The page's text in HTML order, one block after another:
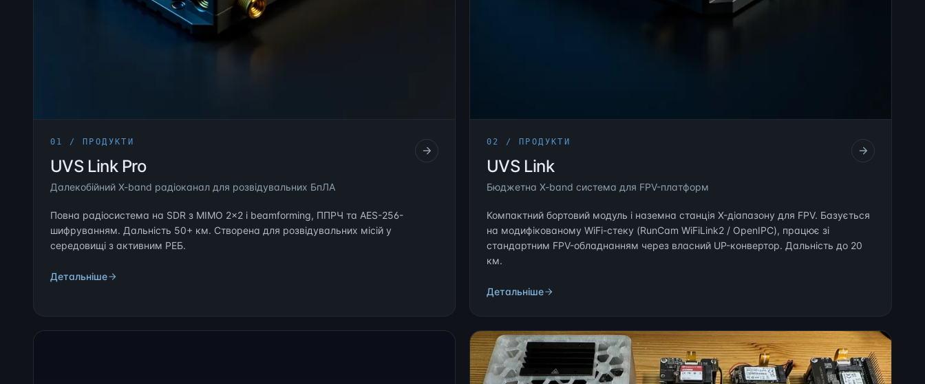
01 / ПРОДУКТИ
UVS Link Pro
Далекобійний X-band радіоканал для розвідувальних БпЛА
Повна радіосистема на SDR з MIMO 2×2 і beamforming, ППРЧ та AES-256-
шифруванням. Дальність 50+ км. Створена для розвідувальних місій у
середовищі з активним РЕБ.
Детальніше
02 / ПРОДУКТИ
UVS Link
Бюджетна X-band система для FPV-платформ
Компактний бортовий модуль і наземна станція X-діапазону для FPV. Базується
на модифікованому WiFi-стеку (RunCam WiFiLink2 / OpenIPC), працює зі
стандартним FPV-обладнанням через власний UP-конвертор. Дальність до 20
км.
Детальніше